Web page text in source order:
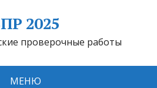
2025
проверочные работы
МЕНЮ